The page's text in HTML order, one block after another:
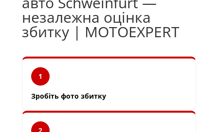
незалежна оцінка
збитку | MOTOEXPERT
1
Зробіть фото збитку